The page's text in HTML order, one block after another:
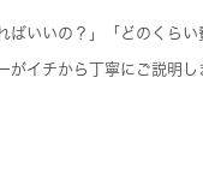
ばいいの？」「どのくら
がイチから丁寧にご説明し